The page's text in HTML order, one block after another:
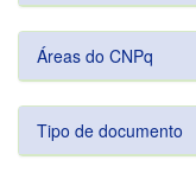
Áreas do CNPq
Tipo de documento